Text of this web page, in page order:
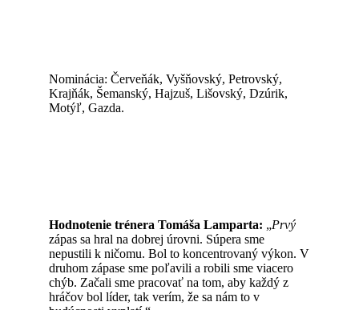
Nominácia: Červeňák, Vyšňovský, Petrovský,
Krajňák, Šemanský, Hajzuš, Lišovský, Dzúrik,
Motýľ, Gazda.
Hodnotenie trénera Tomáša Lamparta: „Prvý
zápas sa hral na dobrej úrovni. Súpera sme
nepustili k ničomu. Bol to koncentrovaný výkon. V
druhom zápase sme poľavili a robili sme viacero
chýb. Začali sme pracovať na tom, aby každý z
hráčov bol líder, tak verím, že sa nám to v